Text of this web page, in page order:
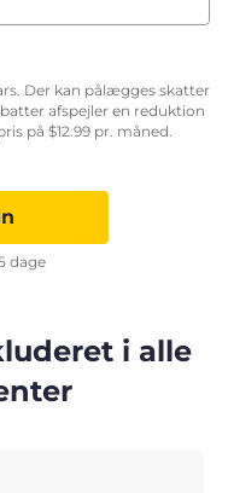
Der kan pålægges skatter
afspejler en reduktion
på $12.99pr. måned.
dage
i alle